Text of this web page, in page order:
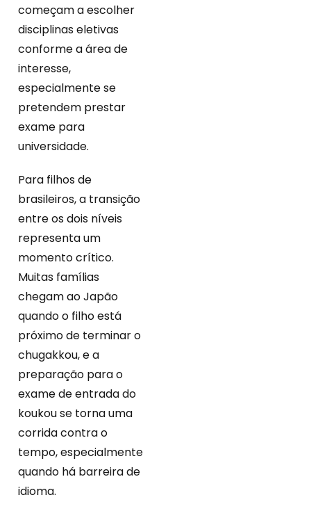
começam a escolher
disciplinas eletivas
conforme a área de
interesse,
especialmente se
pretendem prestar
exame para
universidade.
Para filhos de
brasileiros, a transição
entre os dois níveis
representa um
momento crítico.
Muitas famílias
chegam ao Japão
quando o filho está
próximo de terminar o
chugakkou, e a
preparação para o
exame de entrada do
koukou se torna uma
corrida contra o
tempo, especialmente
quando há barreira de
idioma.